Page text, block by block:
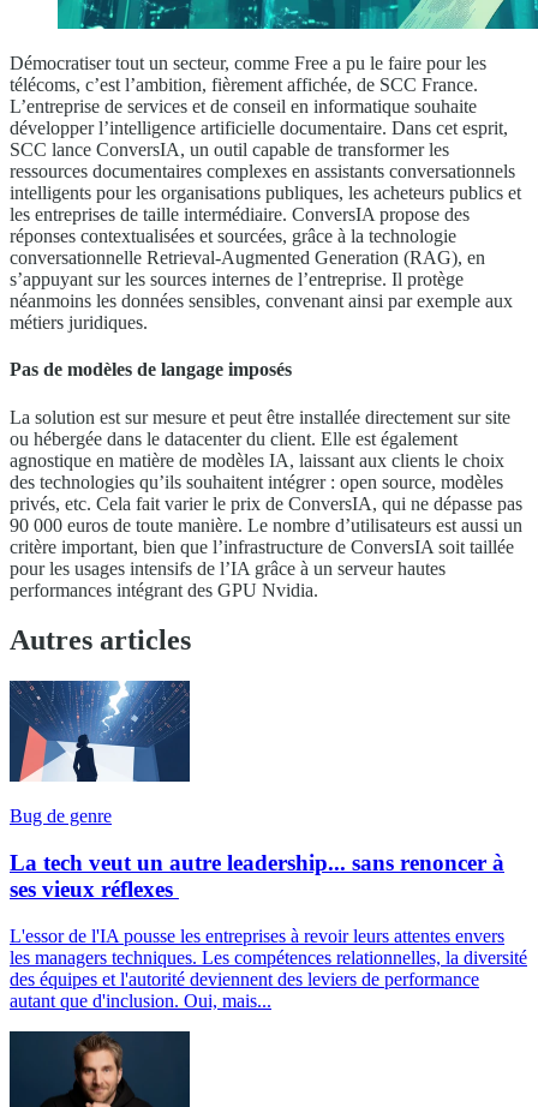
Démocratiser tout un secteur, comme Free a pu le faire pour les
télécoms, c’est l’ambition, fièrement affichée, de SCC France.
L’entreprise de services et de conseil en informatique souhaite
développer l’intelligence artificielle documentaire. Dans cet esprit,
SCC lance ConversIA, un outil capable de transformer les
ressources documentaires complexes en assistants conversationnels
intelligents pour les organisations publiques, les acheteurs publics et
les entreprises de taille intermédiaire. ConversIA propose des
réponses contextualisées et sourcées, grâce à la technologie
conversationnelle Retrieval-Augmented Generation (RAG), en
s’appuyant sur les sources internes de l’entreprise. Il protège
néanmoins les données sensibles, convenant ainsi par exemple aux
métiers juridiques.
Pas de modèles de langage imposés
La solution est sur mesure et peut être installée directement sur site
ou hébergée dans le datacenter du client. Elle est également
agnostique en matière de modèles IA, laissant aux clients le choix
des technologies qu’ils souhaitent intégrer : open source, modèles
privés, etc. Cela fait varier le prix de ConversIA, qui ne dépasse pas
90 000 euros de toute manière. Le nombre d’utilisateurs est aussi un
critère important, bien que l’infrastructure de ConversIA soit taillée
pour les usages intensifs de l’IA grâce à un serveur hautes
performances intégrant des GPU Nvidia.
Autres articles
Bug de genre
La tech veut un autre leadership... sans renoncer à
ses vieux réflexes
L'essor de l'IA pousse les entreprises à revoir leurs attentes envers
les managers techniques. Les compétences relationnelles, la diversité
des équipes et l'autorité deviennent des leviers de performance
autant que d'inclusion. Oui, mais...